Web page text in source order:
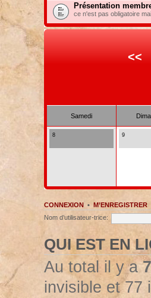
Présentation
ce n'est pas obligatoire
<<
Samedi
8 9
CONNEXION• M’ENREGISTRER
Nom d’utilisateur-trice:
QUI EST EN
Au total il y a
invisible et 77